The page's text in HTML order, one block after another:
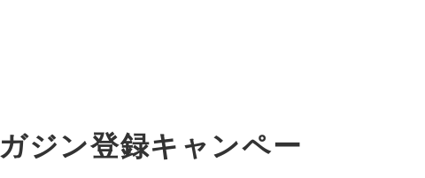
ジン登録キャンペー